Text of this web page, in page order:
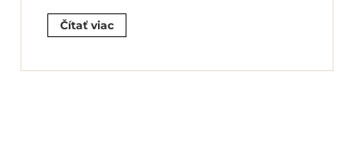
Čítať viac